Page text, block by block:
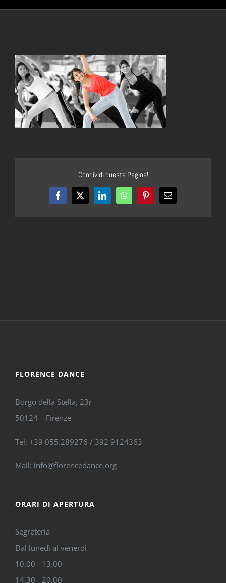
Condividi questa Pagina!
Facebook
X LinkedInWhatsAppPinterestEmail
FLORENCE DANCE
Borgo della Stella, 23r
50124 – Firenze
Tel: +39 055.289276 / 392 9124363
Mail: info@florencedance.org
ORARI DI APERTURA
Segreteria
Dal lunedì al venerdì
10.00 - 13.00
14.30 - 20.00